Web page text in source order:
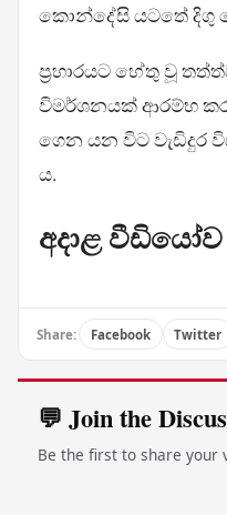
කොන්දේසි යටතේ දිගු
ප්‍රහාරයට හේතු වූ
විමර්ශනයක් ආරම්භ
ගෙන යන විට වැඩිදුර
ය.
අදාළ වීඩියෝව
Share: Facebook Twitter
💬 Join the
Be the first to share your